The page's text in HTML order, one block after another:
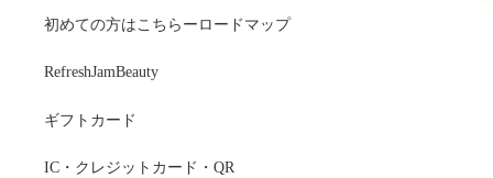
初めての方はこちらーロードマップ
RefreshJamBeauty
ギフトカード
IC・クレジットカード・QR